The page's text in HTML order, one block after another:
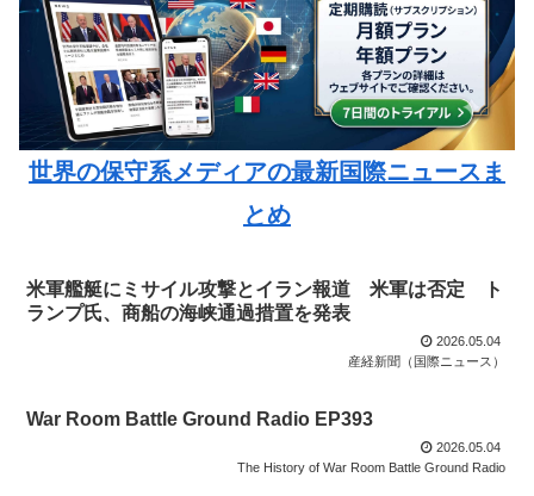
世界の保守系メディアの最新国際ニュースま
とめ
米軍艦艇にミサイル攻撃とイラン報道 米軍は否定 ト
ランプ氏、商船の海峡通過措置を発表
2026.05.04
産経新聞（国際ニュース）
War Room Battle Ground Radio EP393
2026.05.04
The History of War Room Battle Ground Radio